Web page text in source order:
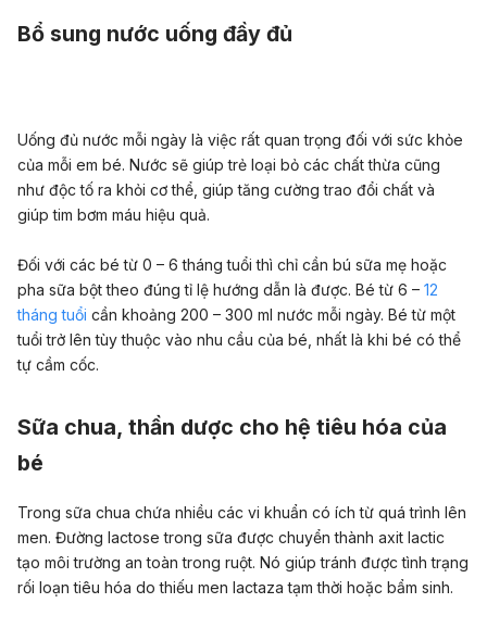
Bổ sung nước uống đầy đủ
Uống đủ nước mỗi ngày là việc rất quan trọng đối với sức khỏe
của mỗi em bé. Nước sẽ giúp trẻ loại bỏ các chất thừa cũng
như độc tố ra khỏi cơ thể, giúp tăng cường trao đổi chất và
giúp tim bơm máu hiệu quả.
Đối với các bé từ 0 – 6 tháng tuổi thì chỉ cần bú sữa mẹ hoặc
pha sữa bột theo đúng tỉ lệ hướng dẫn là được. Bé từ 6 – 12
tháng tuổi cần khoảng 200 – 300 ml nước mỗi ngày. Bé từ một
tuổi trở lên tùy thuộc vào nhu cầu của bé, nhất là khi bé có thể
tự cầm cốc.
Sữa chua, thần dược cho hệ tiêu hóa của
bé
Trong sữa chua chứa nhiều các vi khuẩn có ích từ quá trình lên
men. Đường lactose trong sữa được chuyển thành axit lactic
tạo môi trường an toàn trong ruột. Nó giúp tránh được tình trạng
rối loạn tiêu hóa do thiếu men lactaza tạm thời hoặc bẩm sinh.